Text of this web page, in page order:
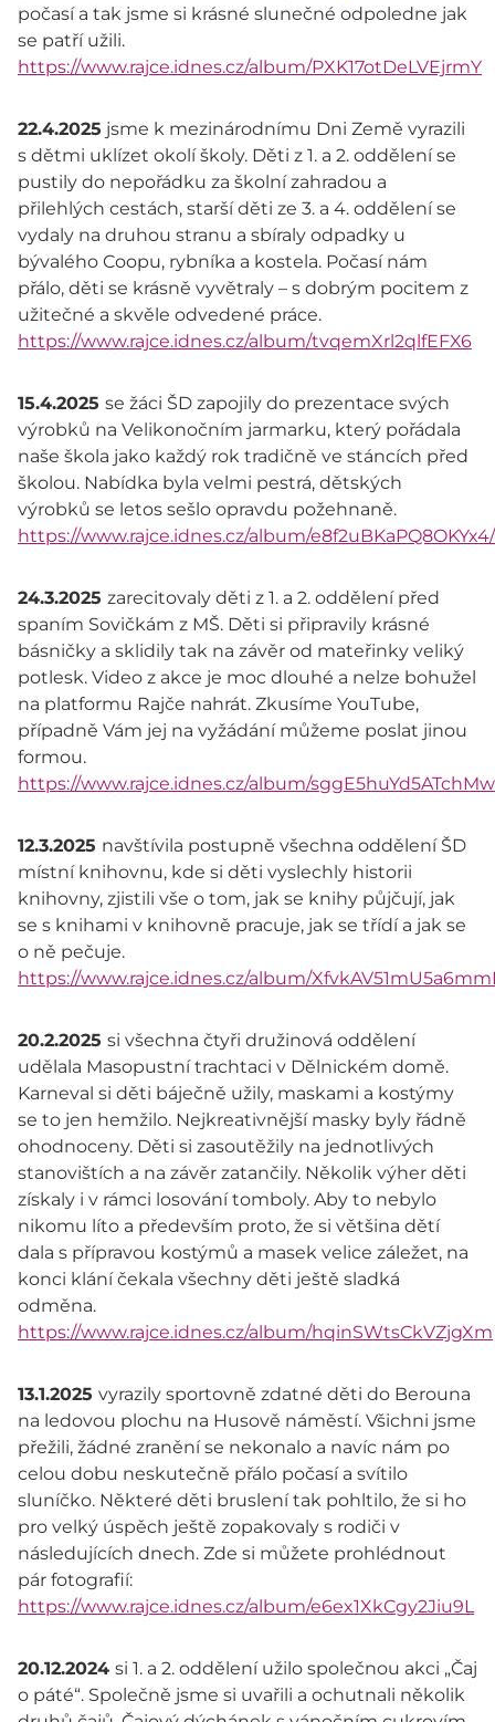
počasí a tak jsme si krásné slunečné odpoledne jak
se patří užili.
https://www.rajce.idnes.cz/album/PXK17otDeLVEjrmY
22.4.2025 jsme k mezinárodnímu Dni Země vyrazili
s dětmi uklízet okolí školy. Děti z 1. a 2. oddělení se
pustily do nepořádku za školní zahradou a
přilehlých cestách, starší děti ze 3. a 4. oddělení se
vydaly na druhou stranu a sbíraly odpadky u
bývalého Coopu, rybníka a kostela. Počasí nám
přálo, děti se krásně vyvětraly – s dobrým pocitem z
užitečné a skvěle odvedené práce.
https://www.rajce.idnes.cz/album/tvqemXrl2qlfEFX6
15.4.2025 se žáci ŠD zapojily do prezentace svých
výrobků na Velikonočním jarmarku, který pořádala
naše škola jako každý rok tradičně ve stáncích před
školou. Nabídka byla velmi pestrá, dětských
výrobků se letos sešlo opravdu požehnaně.
https://www.rajce.idnes.cz/album/
24.3.2025 zarecitovaly děti z 1. a 2. oddělení před
spaním Sovičkám z MŠ. Děti si připravily krásné
básničky a sklidily tak na závěr od mateřinky veliký
potlesk. Video z akce je moc dlouhé a nelze bohužel
na platformu Rajče nahrát. Zkusíme YouTube,
případně Vám jej na vyžádání můžeme poslat jinou
formou.
https://www.rajce.idnes.cz/album/
12.3.2025 navštívila postupně všechna oddělení ŠD
místní knihovnu, kde si děti vyslechly historii
knihovny, zjistili vše o tom, jak se knihy půjčují, jak
se s knihami v knihovně pracuje, jak se třídí a jak se
o ně pečuje.
https://www.rajce.idnes.cz/album/
20.2.2025 si všechna čtyři družinová oddělení
udělala Masopustní trachtaci v Dělnickém domě.
Karneval si děti báječně užily, maskami a kostýmy
se to jen hemžilo. Nejkreativnější masky byly řádně
ohodnoceny. Děti si zasoutěžily na jednotlivých
stanovištích a na závěr zatančily. Několik výher děti
získaly i v rámci losování tomboly. Aby to nebylo
nikomu líto a především proto, že si většina dětí
dala s přípravou kostýmů a masek velice záležet, na
konci klání čekala všechny děti ještě sladká
odměna.
https://www.rajce.idnes.cz/album/hqinSWtsCkVZjgXm
13.1.2025 vyrazily sportovně zdatné děti do Berouna
na ledovou plochu na Husově náměstí. Všichni jsme
přežili, žádné zranění se nekonalo a navíc nám po
celou dobu neskutečně přálo počasí a svítilo
sluníčko. Některé děti bruslení tak pohltilo, že si ho
pro velký úspěch ještě zopakovaly s rodiči v
následujících dnech. Zde si můžete prohlédnout
pár fotografií:
https://www.rajce.idnes.cz/album/e6ex1XkCgy2Jiu9L
20.12.2024 si 1. a 2. oddělení užilo společnou akci „Čaj
o páté“. Společně jsme si uvařili a ochutnali několik